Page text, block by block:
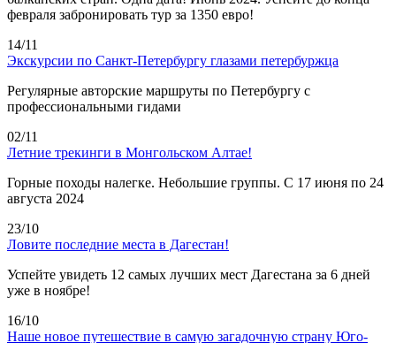
февраля забронировать тур за 1350 евро!
14/11
Экскурсии по Санкт-Петербургу глазами петербуржца
Регулярные авторские маршруты по Петербургу с
профессиональными гидами
02/11
Летние трекинги в Монгольском Алтае!
Горные походы налегке. Небольшие группы. С 17 июня по 24
августа 2024
23/10
Ловите последние места в Дагестан!
Успейте увидеть 12 самых лучших мест Дагестана за 6 дней
уже в ноябре!
16/10
Наше новое путешествие в самую загадочную страну Юго-